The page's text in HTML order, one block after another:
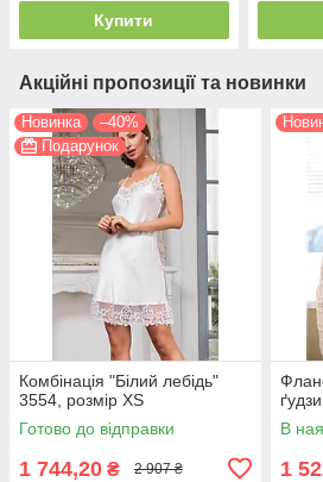
Купити
Акційні пропозиції та новинки
Новинка
–40%
Подарунок
Комбінація "Білий лебідь"
3554, розмір XS
Готово до відправки
1 744,20 ₴ 2 907 ₴
В
1